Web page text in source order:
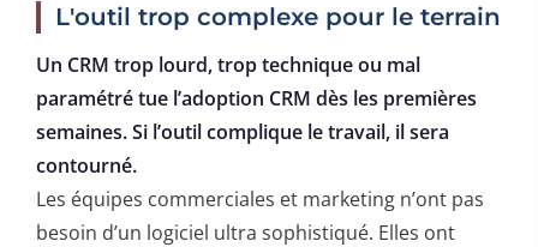
L'outil trop complexe pour le terrain
Un CRM trop lourd, trop technique ou mal
paramétré tue l’adoption CRM dès les premières
semaines. Si l’outil complique le travail, il sera
contourné.
Les équipes commerciales et marketing n’ont pas
besoin d’un logiciel ultra sophistiqué. Elles ont